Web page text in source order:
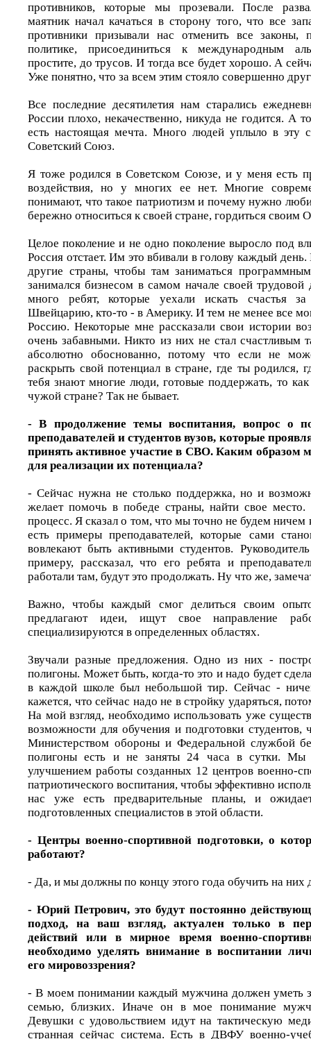
противников, которые мы прозевали. После
маятник начал качаться в сторону того, что все
противники призывали нас отменить все законы,
политике, присоединиться к международным
простите, до трусов. И тогда все будет хорошо. А
Уже понятно, что за всем этим стояло совершенно
Все последние десятилетия нам старались
России плохо, некачественно, никуда не годится. А
есть настоящая мечта. Много людей уплыло в эту
Советский Союз.
Я тоже родился в Советском Союзе, и у меня есть
воздействия, но у многих ее нет. Многие
понимают, что такое патриотизм и почему нужно
бережно относиться к своей стране, гордиться своим
Целое поколение и не одно поколение выросло под
Россия отстает. Им это вбивали в голову каждый
другие страны, чтобы там заниматься
занимался бизнесом в самом начале своей трудовой
много ребят, которые уехали искать счастья
Швейцарию, кто-то - в Америку. И тем не менее все
Россию. Некоторые мне рассказали свои истории
очень забавными. Никто из них не стал счастливым
абсолютно обоснованно, потому что если не
раскрыть свой потенциал в стране, где ты родился,
тебя знают многие люди, готовые поддержать, то
чужой стране? Так не бывает.
- В продолжение темы воспитания, вопрос о
преподавателей и студентов вузов, которые
принять активное участие в СВО. Каким образом
для реализации их потенциала?
- Сейчас нужна не столько поддержка, но и
желает помочь в победе страны, найти свое место.
процесс. Я сказал о том, что мы точно не будем
есть примеры преподавателей, которые сами
вовлекают быть активными студентов.
примеру, рассказал, что его ребята и
работали там, будут это продолжать. Ну что же,
Важно, чтобы каждый смог делиться своим
предлагают идеи, ищут свое направление
специализируются в определенных областях.
Звучали разные предложения. Одно из них -
полигоны. Может быть, когда-то это и надо будет
в каждой школе был небольшой тир. Сейчас -
кажется, что сейчас надо не в стройку ударяться,
На мой взгляд, необходимо использовать уже
возможности для обучения и подготовки студентов,
Министерством обороны и Федеральной службой
полигоны есть и не заняты 24 часа в сутки. Мы
улучшением работы созданных 12 центров военно-
патриотического воспитания, чтобы эффективно
нас уже есть предварительные планы, и
подготовленных специалистов в этой области.
- Центры военно-спортивной подготовки, о
работают?
- Да, и мы должны по концу этого года обучить на них
- Юрий Петрович, это будут постоянно
подход, на ваш взгляд, актуален только в
действий или в мирное время военно-
необходимо уделять внимание в воспитании
его мировоззрения?
- В моем понимании каждый мужчина должен уметь
семью, близких. Иначе он в мое понимание
Девушки с удовольствием идут на тактическую
странная сейчас система. Есть в ДВФУ военно-